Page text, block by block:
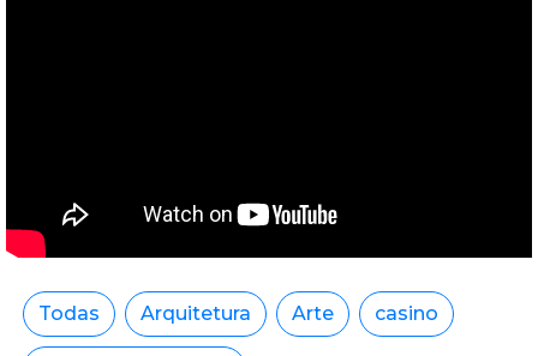
Todas Arquitetura Arte casino